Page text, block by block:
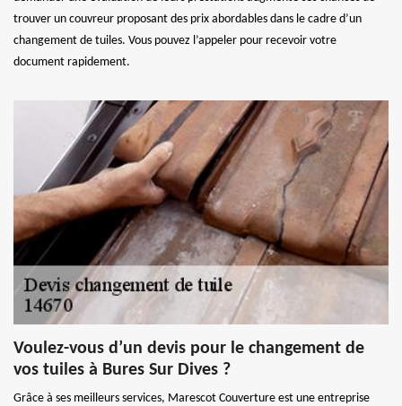
trouver un couvreur proposant des prix abordables dans le cadre d’un
changement de tuiles. Vous pouvez l’appeler pour recevoir votre
document rapidement.
Voulez-vous d’un devis pour le changement de
vos tuiles à Bures Sur Dives ?
Grâce à ses meilleurs services, Marescot Couverture est une entreprise